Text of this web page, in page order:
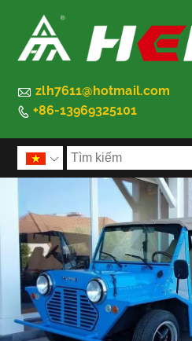
 zlh7611@hotmail.com
 +86-13969325101
